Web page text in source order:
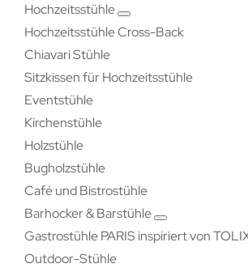
Hochzeitsstühle
Hochzeitsstühle Cross-Back
Chiavari Stühle
Sitzkissen für Hochzeitsstühle
Eventstühle
Kirchenstühle
Holzstühle
Bugholzstühle
Café und Bistrostühle
Barhocker & Barstühle
Gastrostühle PARIS inspiriert von
Outdoor-Stühle